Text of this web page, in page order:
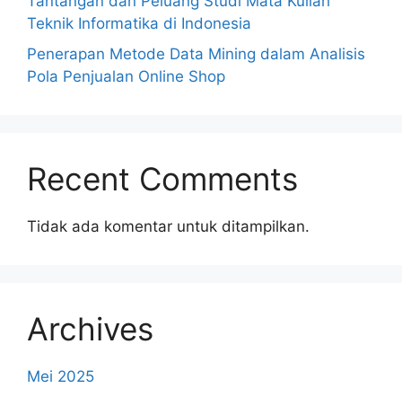
Teknik Informatika di Indonesia
Penerapan Metode Data Mining dalam Analisis
Pola Penjualan Online Shop
Recent Comments
Tidak ada komentar untuk ditampilkan.
Archives
Mei 2025